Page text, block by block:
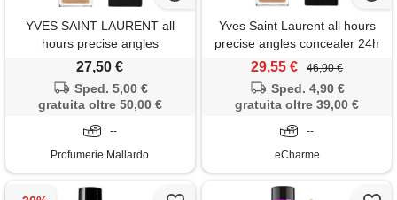
YVES SAINT LAURENT all
hours precise angles
concealer - mn1
27,50 €
Sped. 5,00 €
gratuita oltre 50,00 €
--
Profumerie Mallardo
Yves Saint Laurent all hours
precise angles concealer 24h
mn7 correttore copertura
totale 15 ml applicatore
29,55 € 46,90 €
Sped. 4,90 €
gratuita oltre 39,00 €
--
eCharme